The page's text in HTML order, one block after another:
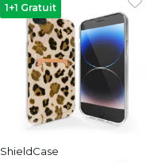
1+1 Gratuit
ShieldCase